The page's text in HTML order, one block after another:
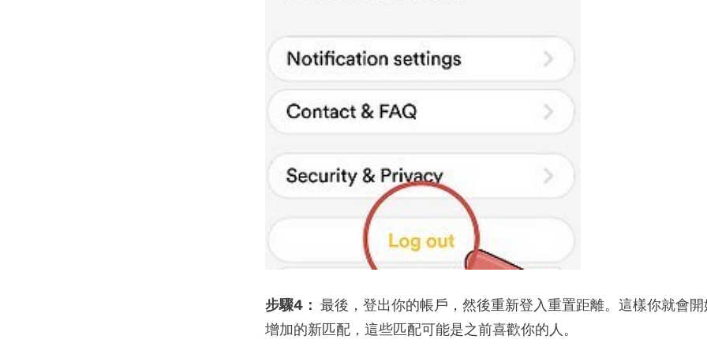
步驟4： 最後，登出你的帳戶，然後重新登入重置距離。這樣你就會
增加的新匹配，這些匹配可能是之前喜歡你的人。